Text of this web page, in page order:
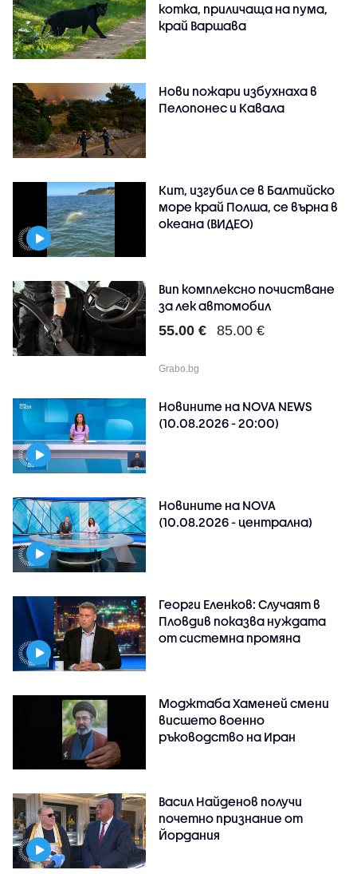
котка, приличаща на пума,
край Варшава
Нови пожари избухнаха в
Пелопонес и Кавала
Кит, изгубил се в Балтийско
море край Полша, се върна в
океана (ВИДЕО)
Вип комплексно почистване
за лек автомобил
55.00 € 85.00 €
Grabo.bg
Новините на NOVA NEWS
(10.08.2026 - 20:00)
Новините на NOVA
(10.08.2026 - централна)
Георги Еленков: Случаят в
Пловдив показва нуждата
от системна промяна
Моджтаба Хаменей смени
висшето военно
ръководство на Иран
Васил Найденов получи
почетно признание от
Йордания